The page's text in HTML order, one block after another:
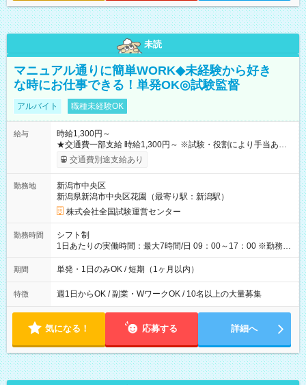
未読
マニュアル通りに簡単WORK◆未経験から好き
な時にお仕事できる！単発OK◎試験監督
アルバイト 職種未経験OK
給与
時給1,300円～
★交通費一部支給 時給1,300円～ ※試験・役割により手当あり
※勤務回数により昇給あり 【即給（前払い）オプションあ
り！】 希望される場合、勤務から1週間ほどで給与の一部を受け
例】 ・河合塾模擬試験 8:30～17:30（休憩1時間） 時給1,300円
×8時間＝日収10,400円＋交通費 ※当日の役割により時給＋100
円の場合あり ・国家試験 7:00～13:30（休憩なし） 時給1,300
円（役割手当＋100円）×6時間＝日収8,400円＋交通費 【試用期
間】試用期間なし
交通費別途支給あり
勤務地
新潟市中央区
新潟県新潟市中央区花園（最寄り駅：新潟駅）
株式会社全国試験運営センター
勤務時間
シフト制
1日あたりの実働時間：最大7時間/日 09：00～17：00 ※勤務時
間は 試験により異なります。
期間 単発・1日のみOK / 短期（1ヶ月以内）
特徴 週1日からOK / 副業・WワークOK / 10名以上の大量募集
気になる！ 応募する 詳細へ